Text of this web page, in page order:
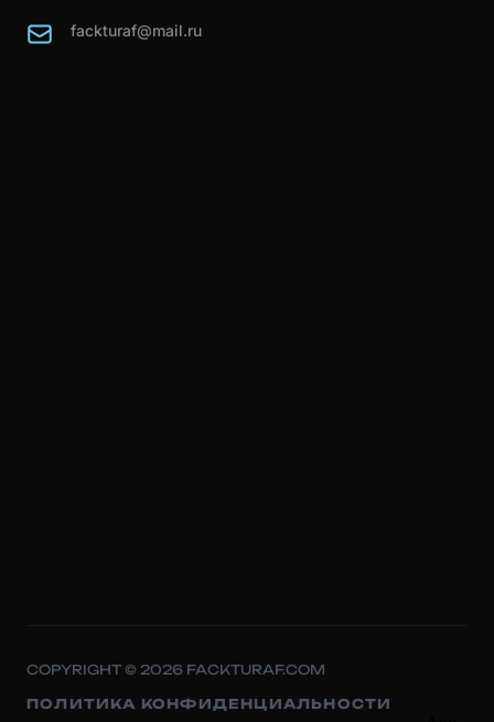
fackturaf@mail.ru
COPYRIGHT © 2026 FACKTURAF.COM
ПОЛИТИКА КОНФИДЕНЦИАЛЬНОСТИ